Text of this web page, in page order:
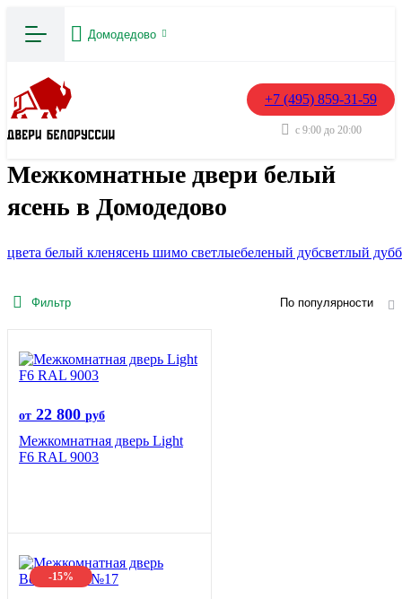
Домодедово
+7 (495) 859-31-59
с 9:00 до 20:00
Межкомнатные двери белый
ясень в Домодедово
цвета белый кленясень шимо светлыебеленый дубсветлый дуб
Фильтр По популярности
от 22 800 руб
Межкомнатная дверь Light
F6 RAL 9003
-15%